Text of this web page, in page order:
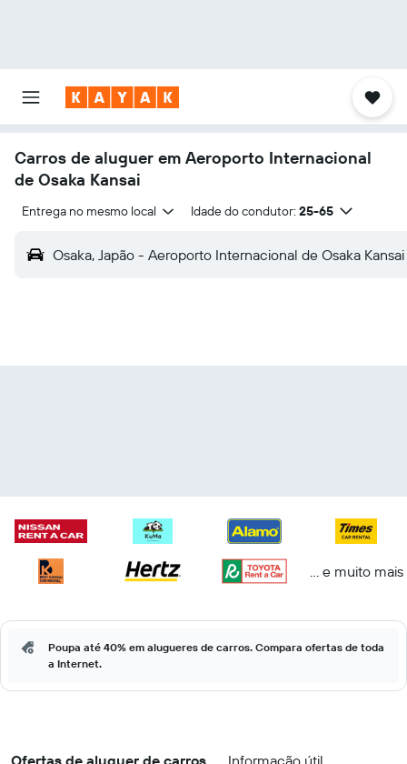
Carros de aluguer em Aeroporto Internacional
de Osaka Kansai
Entrega no mesmo local Idade do condutor: 25-65
Osaka, Japão - Aeroporto Internacional de Osaka Kansai
... e muito mais
Poupa até 40% em alugueres de carros. Compara ofertas de toda
a Internet.
Ofertas de aluguer de carros Informação útil